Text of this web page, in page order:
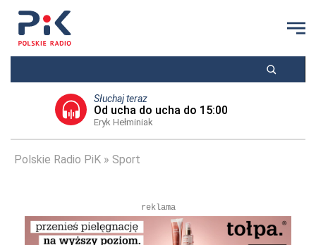
Słuchaj teraz
Od ucha do ucha do 15:00
Eryk Hełminiak
Polskie Radio PiK Sport
reklama